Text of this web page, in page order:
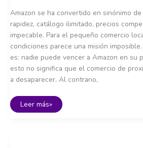
Amazon se ha convertido en sinónimo
rapidez, catálogo ilimitado, precios
impecable. Para el pequeño comercio
condiciones parece una misión
es: nadie puede vencer a Amazon en su
esto no significa que el comercio de
a desaparecer. Al contrario,
Competir
en
Leer más»